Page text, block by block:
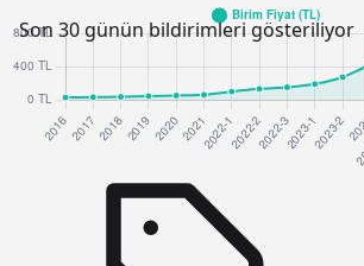
Son 30 günün bildirimleri gösteriliyor